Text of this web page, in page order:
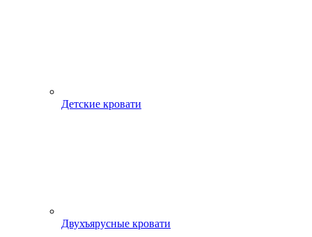
Детские кровати
Двухъярусные кровати